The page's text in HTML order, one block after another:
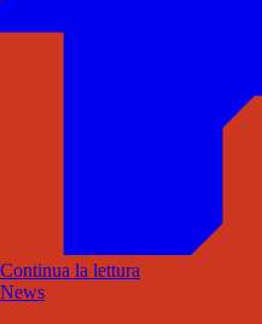
Continua la lettura
News